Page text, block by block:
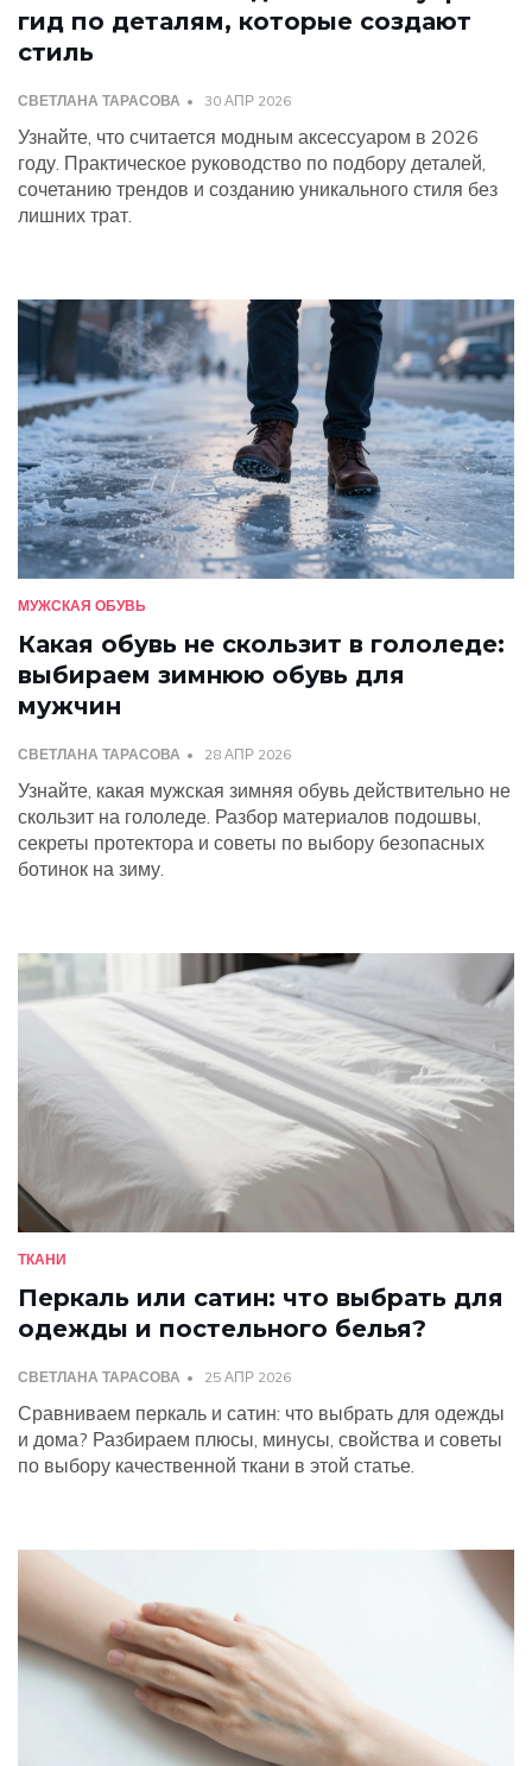
гид по деталям, которые создают
стиль
СВЕТЛАНА ТАРАСОВА 30 АПР 2026
Узнайте, что считается модным аксессуаром в 2026
году. Практическое руководство по подбору деталей,
сочетанию трендов и созданию уникального стиля без
лишних трат.
МУЖСКАЯ ОБУВЬ
Какая обувь не скользит в гололеде:
выбираем зимнюю обувь для
мужчин
СВЕТЛАНА ТАРАСОВА 28 АПР 2026
Узнайте, какая мужская зимняя обувь действительно не
скользит на гололеде. Разбор материалов подошвы,
секреты протектора и советы по выбору безопасных
ботинок на зиму.
ТКАНИ
Перкаль или сатин: что выбрать для
одежды и постельного белья?
СВЕТЛАНА ТАРАСОВА 25 АПР 2026
Сравниваем перкаль и сатин: что выбрать для одежды
и дома? Разбираем плюсы, минусы, свойства и советы
по выбору качественной ткани в этой статье.